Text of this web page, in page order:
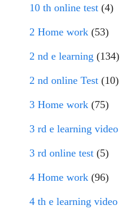
10 th online test (4)
2 Home work (53)
2 nd e learning (134)
2 nd online Test (10)
3 Home work (75)
3 rd e learning video
3 rd online test (5)
4 Home work (96)
4 th e learning video